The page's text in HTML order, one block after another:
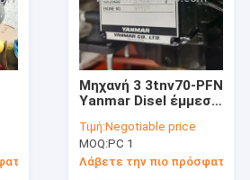
τιμή
Μηχανή 3 3tnv70-PFN
Yanmar Disel έμμεση
το κτύπημα 74mm
Τιμή:Negotiable price
MOQ:PC 1
Λάβετε την πιο πρόσφατη